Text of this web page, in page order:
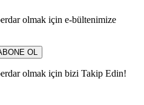
olmak için e-bültenimize
OL
olmak için bizi Takip Edin!